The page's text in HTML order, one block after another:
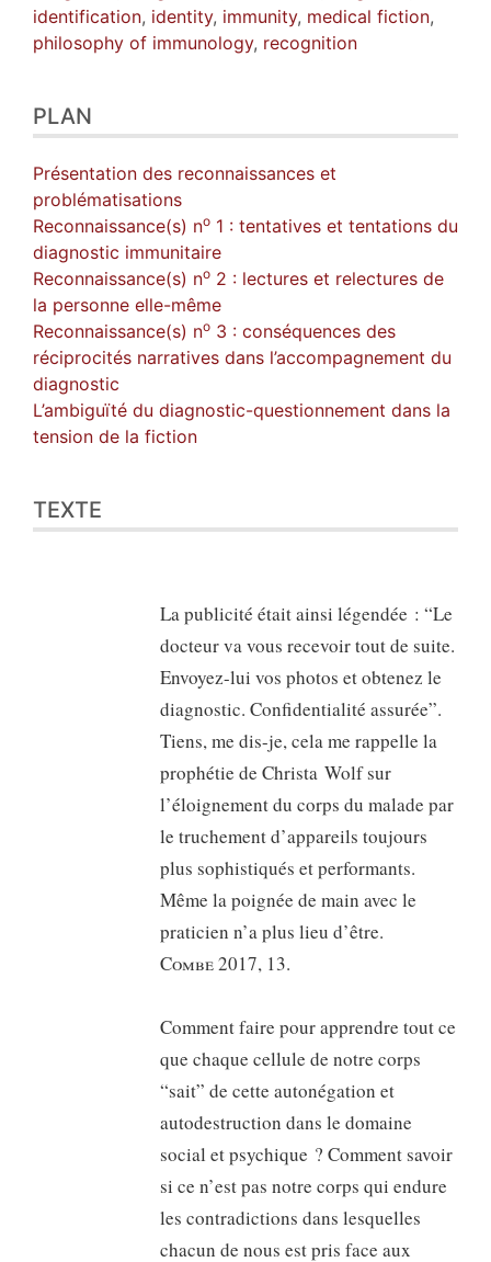
identification, identity, immunity, medical fiction,
philosophy of immunology, recognition
PLAN
Présentation des reconnaissances et
problématisations
Reconnaissance(s) no 1 : tentatives et tentations du
diagnostic immunitaire
Reconnaissance(s) no 2 : lectures et relectures de
la personne elle-même
Reconnaissance(s) no 3 : conséquences des
réciprocités narratives dans l’accompagnement du
diagnostic
L’ambiguïté du diagnostic-questionnement dans la
tension de la fiction
TEXTE
La publicité était ainsi légendée : “Le
docteur va vous recevoir tout de suite.
Envoyez-lui vos photos et obtenez le
diagnostic. Confidentialité assurée”.
Tiens, me dis-je, cela me rappelle la
prophétie de Christa Wolf sur
l’éloignement du corps du malade par
le truchement d’appareils toujours
plus sophistiqués et performants.
Même la poignée de main avec le
praticien n’a plus lieu d’être.
Combe2017, 13.
Comment faire pour apprendre tout ce
que chaque cellule de notre corps
“sait” de cette autonégation et
autodestruction dans le domaine
social et psychique ? Comment savoir
si ce n’est pas notre corps qui endure
les contradictions dans lesquelles
chacun de nous est pris face aux